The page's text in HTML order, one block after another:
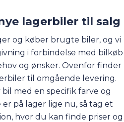
lagerbiler til salg
og køber brugte biler, og vi
i forbindelse med bilkøb
og ønsker. Ovenfor finder
til omgående levering.
med en specifik farve og
på lager lige nu, så tag et
, hvor du kan finde priser og